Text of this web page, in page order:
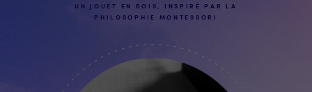
UN JOUET EN BOIS, INSPIRÉ PAR LA
PHILOSOPHIE MONTESSORI